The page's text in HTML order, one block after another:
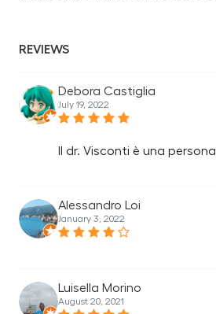
REVIEWS
Debora Castiglia
July 19, 2022
Il dr. Visconti è una
Alessandro Loi
January 3, 2022
Luisella Morino
August 20, 2021